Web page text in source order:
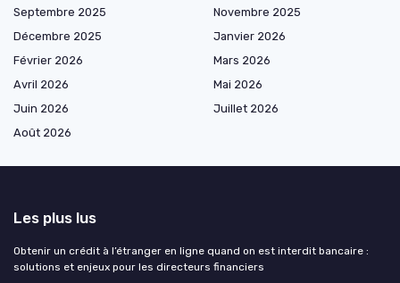
Septembre 2025
Novembre 2025
Décembre 2025
Janvier 2026
Février 2026
Mars 2026
Avril 2026
Mai 2026
Juin 2026
Juillet 2026
Août 2026
Les plus lus
Obtenir un crédit à l’étranger en ligne quand on est interdit bancaire :
solutions et enjeux pour les directeurs financiers